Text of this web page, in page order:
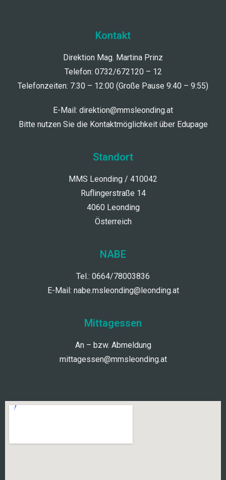
Kontakt
Direktion Mag. Martina Prinz
Telefon: 0732/672120 – 12
Telefonzeiten: 7:30 – 12:00 (Große Pause 9:40 – 9:55)
E-Mail: direktion@mmsleonding.at
Bitte nutzen Sie die Kontaktmöglichkeit über Edupage
Standort
MMS Leonding / 410042
Ruflingerstraße 14
4060 Leonding
Österreich
NABE
Tel.: 0664/78003836
E-Mail: nabe.msleonding@leonding.at
Mittagessen
An – bzw. Abmeldung
mittagessen@mmsleonding.at